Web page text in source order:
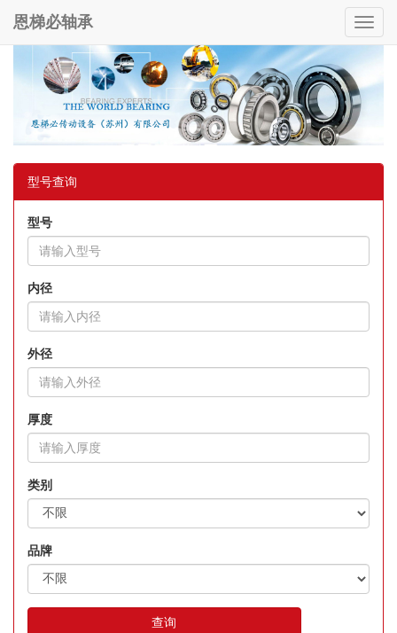
恩梯必轴承
型号查询
型号
内径
外径
厚度
类别
品牌
查询